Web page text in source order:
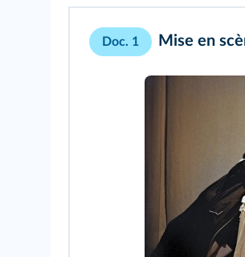
Doc. 1 Mise en